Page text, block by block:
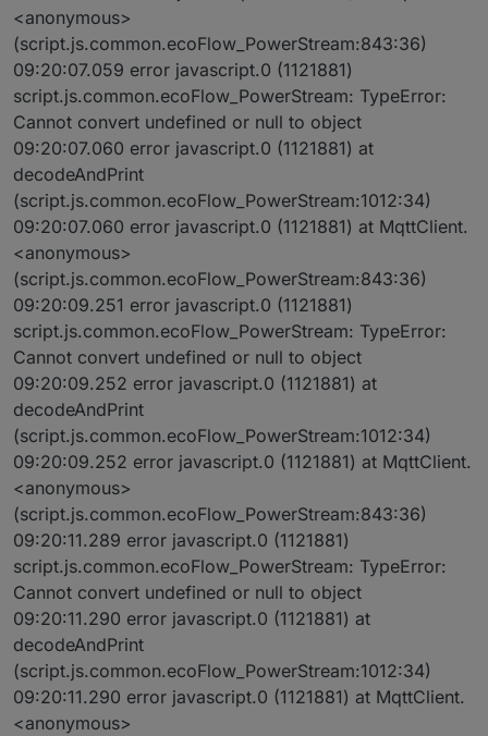
<anonymous>
(script.js.common.ecoFlow_PowerStream:843:36)
09:20:07.059 error javascript.0 (1121881)
script.js.common.ecoFlow_PowerStream: TypeError:
Cannot convert undefined or null to object
09:20:07.060 error javascript.0 (1121881) at
decodeAndPrint
(script.js.common.ecoFlow_PowerStream:1012:34)
09:20:07.060 error javascript.0 (1121881) at MqttClient.
<anonymous>
(script.js.common.ecoFlow_PowerStream:843:36)
09:20:09.251 error javascript.0 (1121881)
script.js.common.ecoFlow_PowerStream: TypeError:
Cannot convert undefined or null to object
09:20:09.252 error javascript.0 (1121881) at
decodeAndPrint
(script.js.common.ecoFlow_PowerStream:1012:34)
09:20:09.252 error javascript.0 (1121881) at MqttClient.
<anonymous>
(script.js.common.ecoFlow_PowerStream:843:36)
09:20:11.289 error javascript.0 (1121881)
script.js.common.ecoFlow_PowerStream: TypeError:
Cannot convert undefined or null to object
09:20:11.290 error javascript.0 (1121881) at
decodeAndPrint
(script.js.common.ecoFlow_PowerStream:1012:34)
09:20:11.290 error javascript.0 (1121881) at MqttClient.
<anonymous>